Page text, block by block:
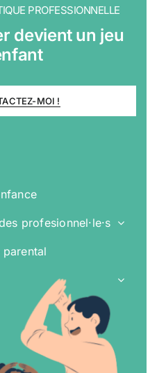
PROFESSIONNELLE
devient un jeu
MOI !
profesionnel·le·s